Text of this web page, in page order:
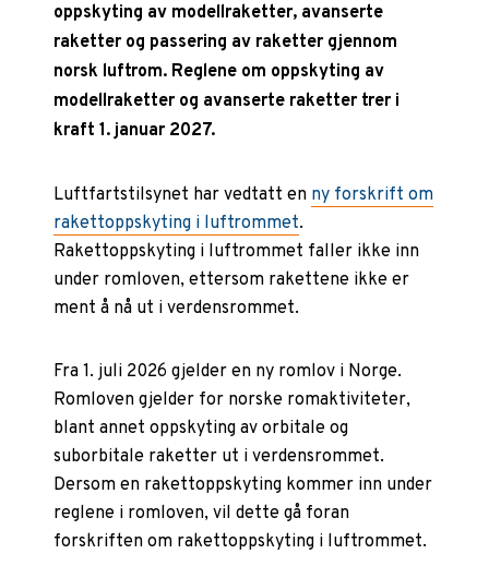
oppskyting av modellraketter, avanserte
raketter og passering av raketter gjennom
norsk luftrom. Reglene om oppskyting av
modellraketter og avanserte raketter trer i
kraft 1. januar 2027.
Luftfartstilsynet har vedtatt en ny forskrift om
rakettoppskyting i luftrommet.
Rakettoppskyting i luftrommet faller ikke inn
under romloven, ettersom rakettene ikke er
ment å nå ut i verdensrommet.
Fra 1. juli 2026 gjelder en ny romlov i Norge.
Romloven gjelder for norske romaktiviteter,
blant annet oppskyting av orbitale og
suborbitale raketter ut i verdensrommet.
Dersom en rakettoppskyting kommer inn under
reglene i romloven, vil dette gå foran
forskriften om rakettoppskyting i luftrommet.